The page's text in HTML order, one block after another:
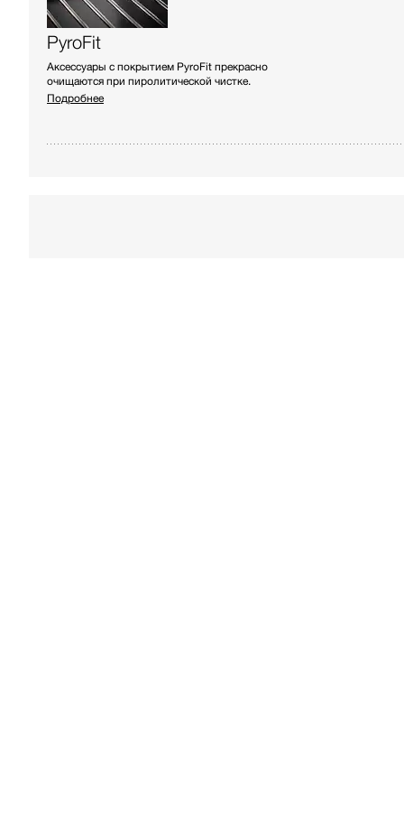
PyroFit
Аксессуары с покрытием PyroFit прекрасно
очищаются при пиролитической чистке.
Подробнее